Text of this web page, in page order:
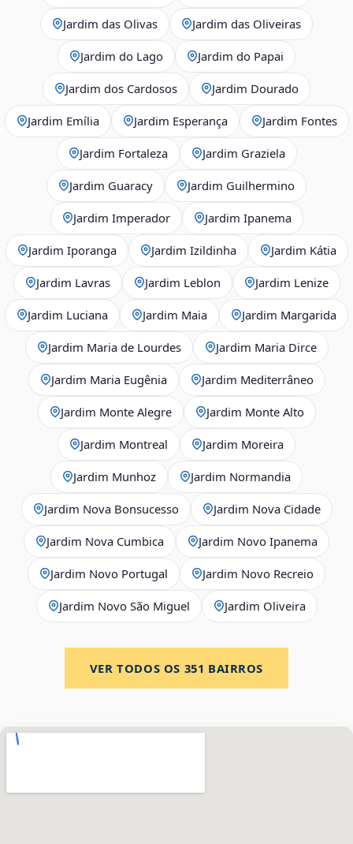
Jardim das Olivas Jardim das Oliveiras
Jardim do Lago Jardim do Papai
Jardim dos Cardosos Jardim Dourado
Jardim Emília Jardim Esperança Jardim Fontes
Jardim Fortaleza Jardim Graziela
Jardim Guaracy Jardim Guilhermino
Jardim Imperador Jardim Ipanema
Jardim Iporanga Jardim Izildinha Jardim Kátia
Jardim Lavras Jardim Leblon Jardim Lenize
Jardim Luciana Jardim Maia Jardim Margarida
Jardim Maria de Lourdes Jardim Maria Dirce
Jardim Maria Eugênia Jardim Mediterrâneo
Jardim Monte Alegre Jardim Monte Alto
Jardim Montreal Jardim Moreira
Jardim Munhoz Jardim Normandia
Jardim Nova Bonsucesso Jardim Nova Cidade
Jardim Nova Cumbica Jardim Novo Ipanema
Jardim Novo Portugal Jardim Novo Recreio
Jardim Novo São Miguel Jardim Oliveira
VER TODOS OS 351 BAIRROS